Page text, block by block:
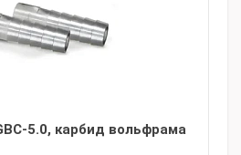
5.0, карбид вольфрама